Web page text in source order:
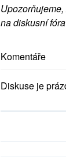
na diskusní
Komentáře
Diskuse je